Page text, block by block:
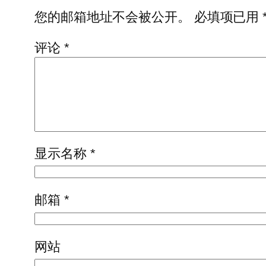
您的邮箱地址不会被公开。 必填项已用
评论 *
显示名称 *
邮箱 *
网站